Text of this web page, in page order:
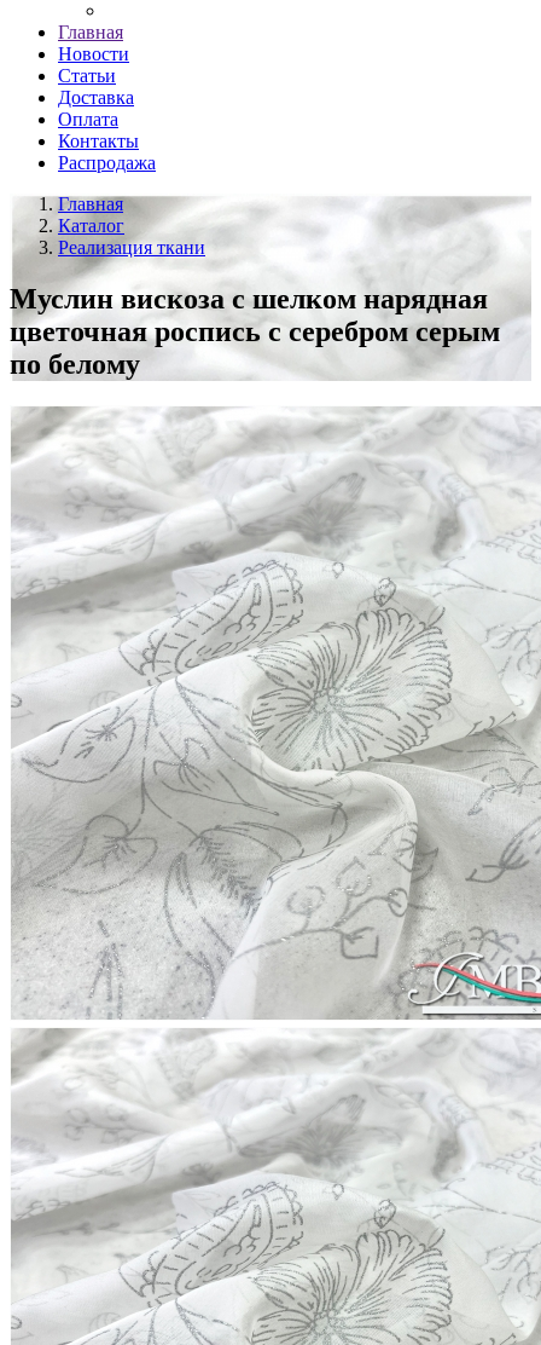
Главная
Новости
Статьи
Доставка
Оплата
Контакты
Распродажа
Главная
Каталог
Реализация ткани
Муслин вискоза с шелком нарядная
цветочная роспись с серебром серым
по белому